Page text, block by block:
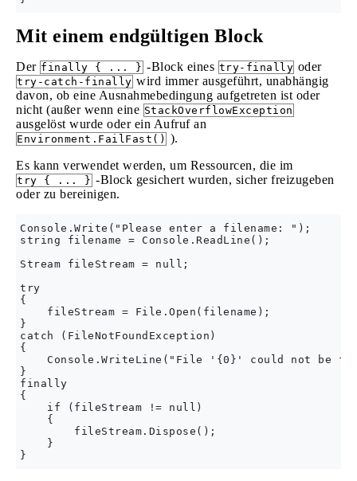
Mit einem endgültigen Block
Der finally { ... } -Block eines try-finally oder
try-catch-finally wird immer ausgeführt, unabhängig
davon, ob eine Ausnahmebedingung aufgetreten ist oder
nicht (außer wenn eine StackOverflowException
ausgelöst wurde oder ein Aufruf an
Environment.FailFast() ).
Es kann verwendet werden, um Ressourcen, die im
try { ... } -Block gesichert wurden, sicher freizugeben
oder zu bereinigen.
Console.Write("Please enter a filename: ");
string filename = Console.ReadLine();
Stream fileStream = null;
try
{
    fileStream = File.Open(filename);
}
catch (FileNotFoundException)
{
Console.WriteLine("File '{0}' could not be
}
finally
{
    if (fileStream != null)
    {
        fileStream.Dispose();
    }